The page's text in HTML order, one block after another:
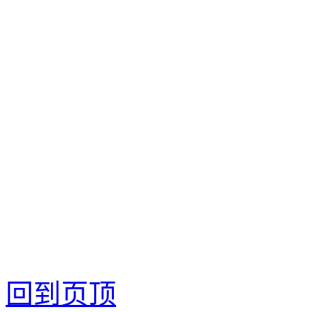
回到页顶